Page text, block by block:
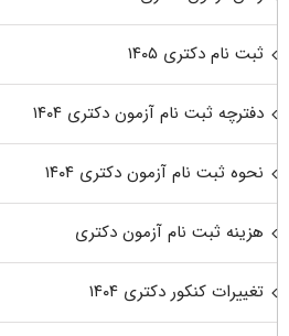
ثبت نام دکتری ۱۴۰۵
دفترچه ثبت نام آزمون دکتری ۱۴۰۴
نحوه ثبت نام آزمون دکتری ۱۴۰۴
هزینه ثبت نام آزمون دکتری
تغییرات کنکور دکتری ۱۴۰۴